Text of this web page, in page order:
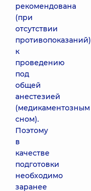
рекомендована
(при
отсутствии
противопоказаний)
к
проведению
под
общей
анестезией
(медикаментозным
сном).
Поэтому
в
качестве
подготовки
необходимо
заранее